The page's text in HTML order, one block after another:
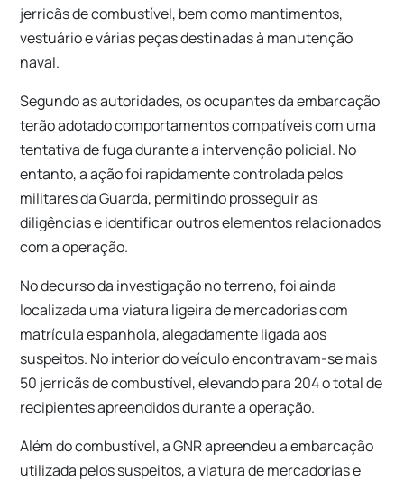
jerricãs de combustível, bem como mantimentos,
vestuário e várias peças destinadas à manutenção
naval.
Segundo as autoridades, os ocupantes da embarcação
terão adotado comportamentos compatíveis com uma
tentativa de fuga durante a intervenção policial. No
entanto, a ação foi rapidamente controlada pelos
militares da Guarda, permitindo prosseguir as
diligências e identificar outros elementos relacionados
com a operação.
No decurso da investigação no terreno, foi ainda
localizada uma viatura ligeira de mercadorias com
matrícula espanhola, alegadamente ligada aos
suspeitos. No interior do veículo encontravam-se mais
50 jerricãs de combustível, elevando para 204 o total de
recipientes apreendidos durante a operação.
Além do combustível, a GNR apreendeu a embarcação
utilizada pelos suspeitos, a viatura de mercadorias e